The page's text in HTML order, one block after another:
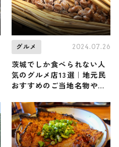
グルメ 2024.07.26
茨城でしか食べられない人
気のグルメ店13選｜地元民
おすすめのご当地名物や知